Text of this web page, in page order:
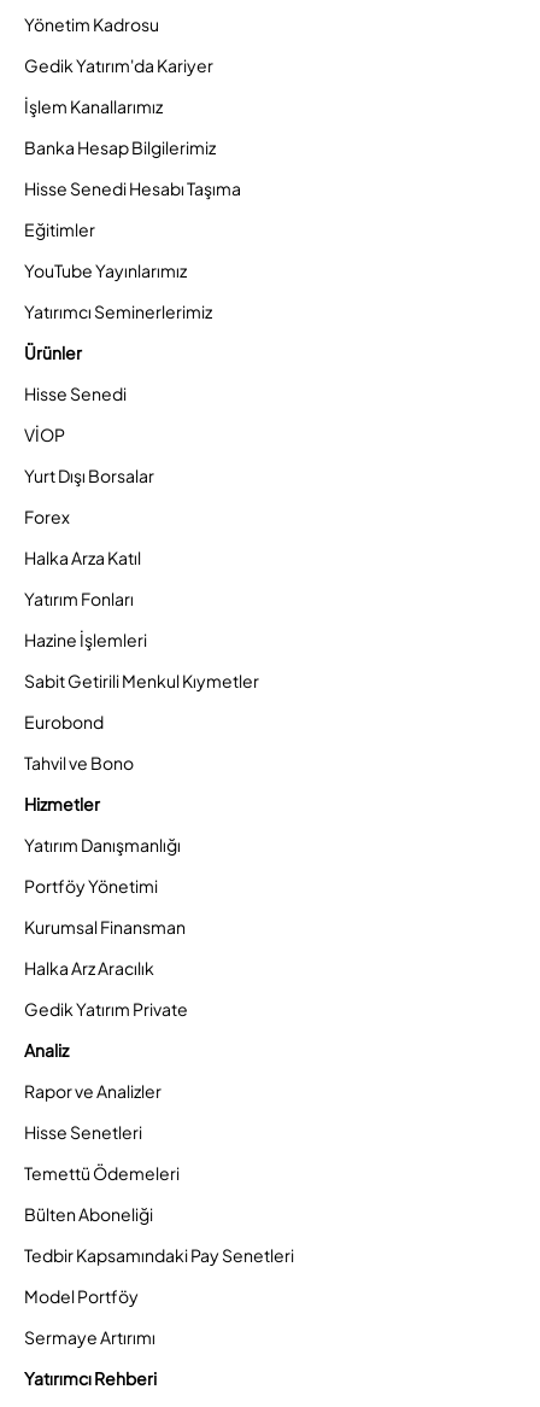
Yönetim Kadrosu
Gedik Yatırım'da Kariyer
İşlem Kanallarımız
Banka Hesap Bilgilerimiz
Hisse Senedi Hesabı Taşıma
Eğitimler
YouTube Yayınlarımız
Yatırımcı Seminerlerimiz
Ürünler
Hisse Senedi
VİOP
Yurt Dışı Borsalar
Forex
Halka Arza Katıl
Yatırım Fonları
Hazine İşlemleri
Sabit Getirili Menkul Kıymetler
Eurobond
Tahvil ve Bono
Hizmetler
Yatırım Danışmanlığı
Portföy Yönetimi
Kurumsal Finansman
Halka Arz Aracılık
Gedik Yatırım Private
Analiz
Rapor ve Analizler
Hisse Senetleri
Temettü Ödemeleri
Bülten Aboneliği
Tedbir Kapsamındaki Pay Senetleri
Model Portföy
Sermaye Artırımı
Yatırımcı Rehberi